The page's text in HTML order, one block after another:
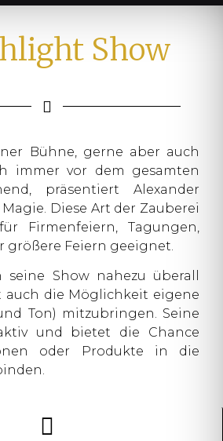
Show
Bühne, gerne aber auch
immer vor dem gesamten
präsentiert Alexander
Diese Art der Zauberei
Firmenfeiern, Tagungen,
größere Feiern geeignet.
seine Show nahezu überall
auch die Möglichkeit eigene
Ton) mitzubringen. Seine
und bietet die Chance
oder Produkte in die